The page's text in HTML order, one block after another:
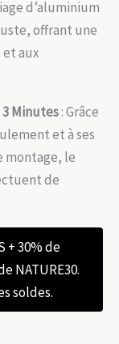
d’aluminium
offrant une
aux
Minutes: Grâce
et à ses
montage, le
de
+ 30% de
NATURE30.
soldes.